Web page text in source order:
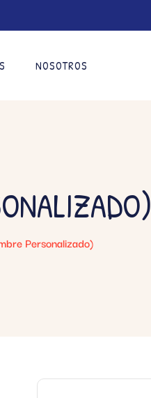
NOSOTROS
Personalizado)